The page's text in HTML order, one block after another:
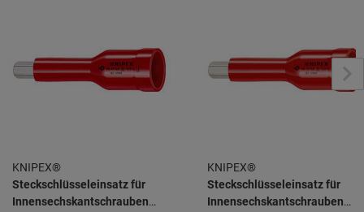
KNIPEX®
Steckschlüsseleinsatz für
Innensechskantschrauben
KNIPEX®
Steckschlüsseleinsatz für
Innensechskantschrauben